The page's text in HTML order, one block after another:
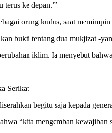
terus ke depan.”’
orang kudus, saat
bukti tentang dua mukjizat -
iklim. Ia menyebut
Serikat
begitu saja kepada
“kita mengemban